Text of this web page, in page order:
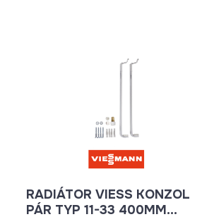
RADIÁTOR VIESS KONZOL
PÁR TYP 11-33 400MM